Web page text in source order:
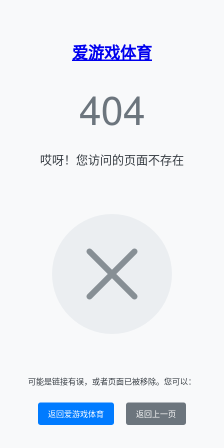
爱游戏体育
404
哎呀！您访问的页面不存在
可能是链接有误，或者页面已被移除。您可以：
返回爱游戏体育 返回上一页